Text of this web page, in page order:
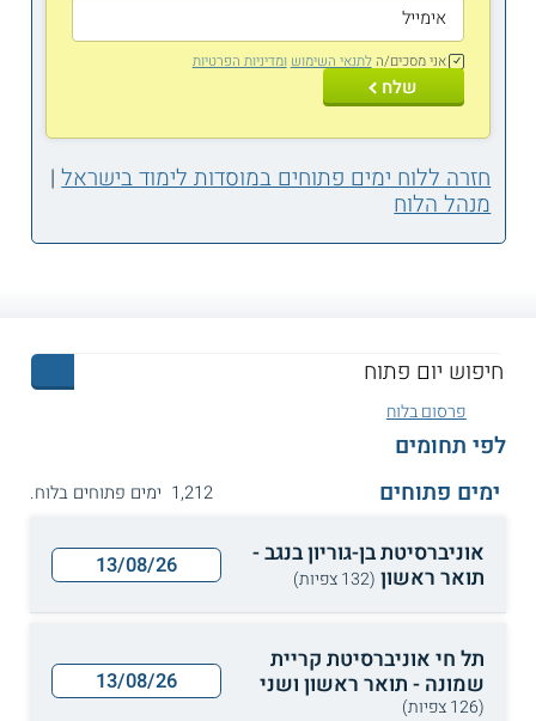
אני מסכים/הלתנאי השימושומדיניות הפרטיות
שלח
חזרה ללוח ימים פתוחים במוסדות לימוד בישראל|
מנהל הלוח
פרסום בלוח
לפי תחומים
ימים פתוחים
1,212 ימים פתוחים בלוח.
אוניברסיטת בן-גוריון בנגב -
תואר ראשון (132 צפיות) 13/08/26
תל חי אוניברסיטת קריית
שמונה - תואר ראשון ושני
(126 צפיות)
13/08/26